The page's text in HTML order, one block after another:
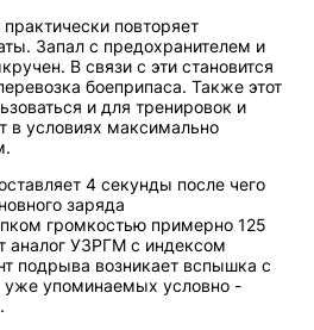
повторяет
Запал с предохранителем и
В связи с эти становится
боеприпаса. Также этот
и для тренировок и
в условиях максимально
4 секунды после чего
заряда
громкостью примерно 125
аналог УЗРГМ с индексом
подрыва возникает вспышка с
упоминаемых условно -